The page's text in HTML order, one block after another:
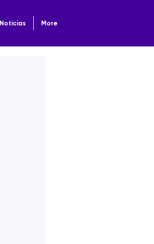
Noticias More